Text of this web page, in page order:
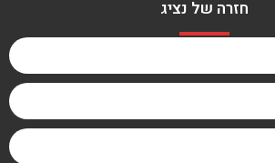
חזרה של נציג